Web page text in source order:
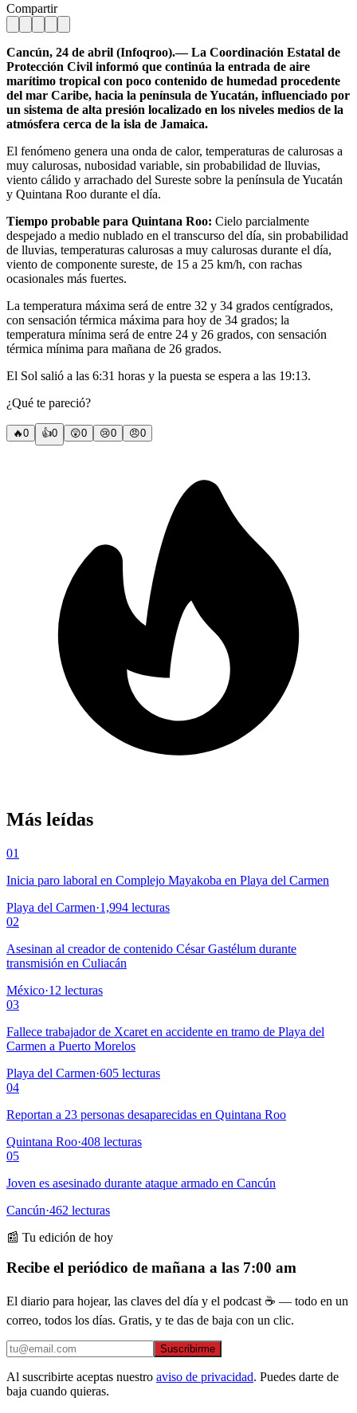
Compartir
Cancún, 24 de abril (Infoqroo).— La Coordinación Estatal de
Protección Civil informó que continúa la entrada de aire
marítimo tropical con poco contenido de humedad procedente
del mar Caribe, hacia la península de Yucatán, influenciado por
un sistema de alta presión localizado en los niveles medios de la
atmósfera cerca de la isla de Jamaica.
El fenómeno genera una onda de calor, temperaturas de calurosas a
muy calurosas, nubosidad variable, sin probabilidad de lluvias,
viento cálido y arrachado del Sureste sobre la península de Yucatán
y Quintana Roo durante el día.
Tiempo probable para Quintana Roo: Cielo parcialmente
despejado a medio nublado en el transcurso del día, sin probabilidad
de lluvias, temperaturas calurosas a muy calurosas durante el día,
viento de componente sureste, de 15 a 25 km/h, con rachas
ocasionales más fuertes.
La temperatura máxima será de entre 32 y 34 grados centígrados,
con sensación térmica máxima para hoy de 34 grados; la
temperatura mínima será de entre 24 y 26 grados, con sensación
térmica mínima para mañana de 26 grados.
El Sol salió a las 6:31 horas y la puesta se espera a las 19:13.
¿Qué te pareció?
🔥0 👍0 😲0 😢0 😠0
Más leídas
01
Inicia paro laboral en Complejo Mayakoba en Playa del Carmen
Playa del Carmen·1,994 lecturas
02
Asesinan al creador de contenido César Gastélum durante
transmisión en Culiacán
México·12 lecturas
03
Fallece trabajador de Xcaret en accidente en tramo de Playa del
Carmen a Puerto Morelos
Playa del Carmen·605 lecturas
04
Reportan a 23 personas desaparecidas en Quintana Roo
Quintana Roo·408 lecturas
05
Joven es asesinado durante ataque armado en Cancún
Cancún·462 lecturas
📰 Tu edición de hoy
Recibe el periódico de mañana a las 7:00 am
El diario para hojear, las claves del día y el podcast ☕ — todo en un
correo, todos los días. Gratis, y te das de baja con un clic.
Suscribirme
Al suscribirte aceptas nuestro aviso de privacidad. Puedes darte de
baja cuando quieras.